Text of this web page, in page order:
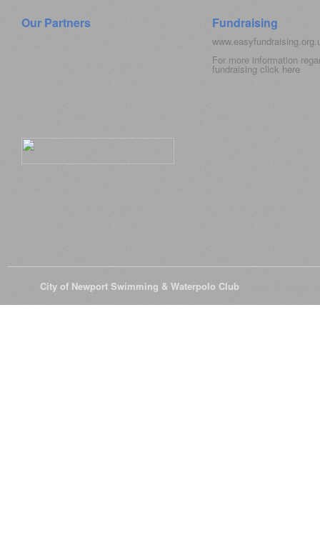
Our Partners Fundraising
For more information
fundraising click here
City of Newport Swimming & Waterpolo Club